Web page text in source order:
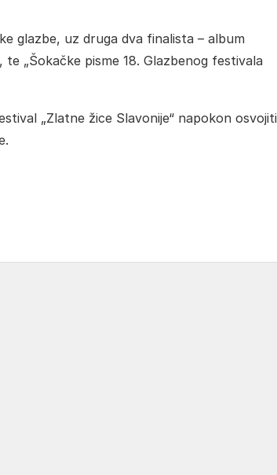
glazbe, uz druga dva finalista – album
, te „Šokačke pisme 18. Glazbenog festivala
„Zlatne žice Slavonije“ napokon osvojiti